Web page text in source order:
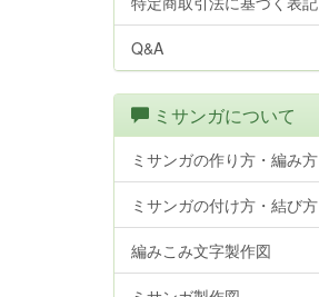
Q&A
ミサンガについて
ミサンガの作り方・編み方
ミサンガの付け方・結び方
編みこみ文字製作図